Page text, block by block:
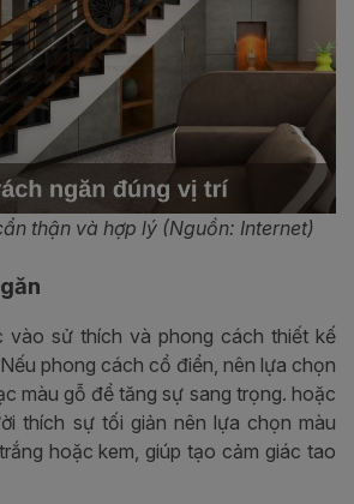
thận và hợp lý (Nguồn: Internet)
vào sử thích và phong cách thiết kế
phong cách cổ điển, nên lựa chọn
màu gỗ để tăng sự sang trọng. hoặc
thích sự tối giản nên lựa chọn màu
hoặc kem, giúp tạo cảm giác tao